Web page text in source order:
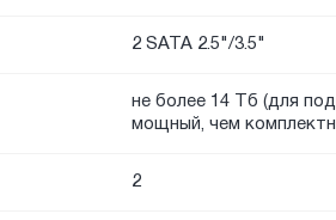
2 SATA 2.5"/3.5"
не более 14 Тб (для
мощный, чем
2